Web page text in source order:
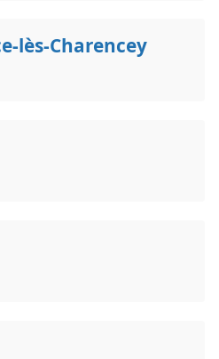
lès-Charencey